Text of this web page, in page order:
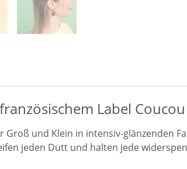
Label
Groß und Klein in intensiv-glänzenden
jeden Dutt und halten jede